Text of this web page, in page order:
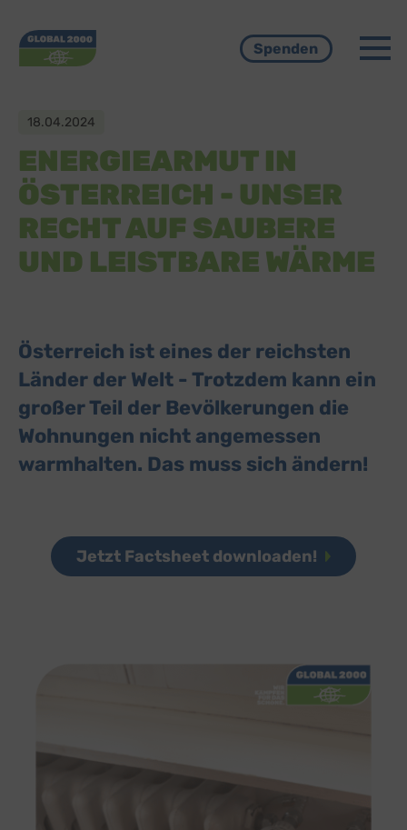
Spenden
18.04.2024
ENERGIEARMUT IN
ÖSTERREICH - UNSER
RECHT AUF SAUBERE
UND LEISTBARE WÄRME
Österreich ist eines der reichsten
Länder der Welt - Trotzdem kann ein
großer Teil der Bevölkerungen die
Wohnungen nicht angemessen
warmhalten. Das muss sich ändern!
Jetzt Factsheet downloaden!